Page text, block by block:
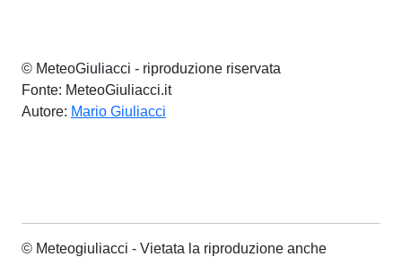
© MeteoGiuliacci - riproduzione riservata
Fonte: MeteoGiuliacci.it
Autore: Mario Giuliacci
© Meteogiuliacci - Vietata la riproduzione anche